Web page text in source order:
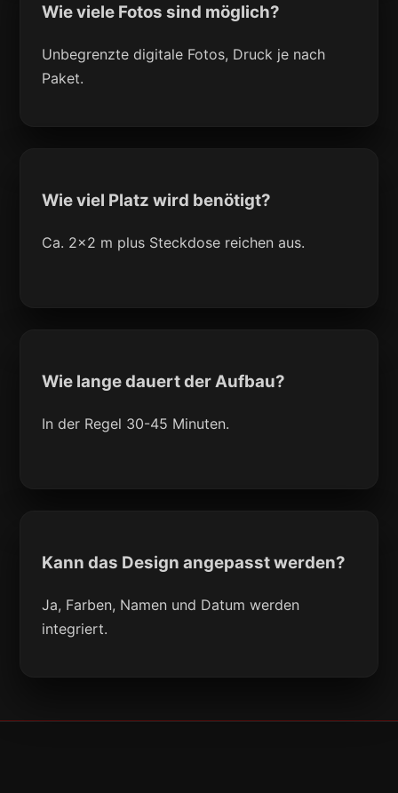
Wie viele Fotos sind möglich?
Unbegrenzte digitale Fotos, Druck je nach
Paket.
Wie viel Platz wird benötigt?
Ca. 2x2 m plus Steckdose reichen aus.
Wie lange dauert der Aufbau?
In der Regel 30-45 Minuten.
Kann das Design angepasst werden?
Ja, Farben, Namen und Datum werden
integriert.